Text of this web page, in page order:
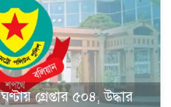
গ্রেপ্তার ৫০৪, উদ্ধার